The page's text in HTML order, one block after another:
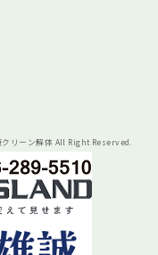
リーン解体 All Right Reserved.